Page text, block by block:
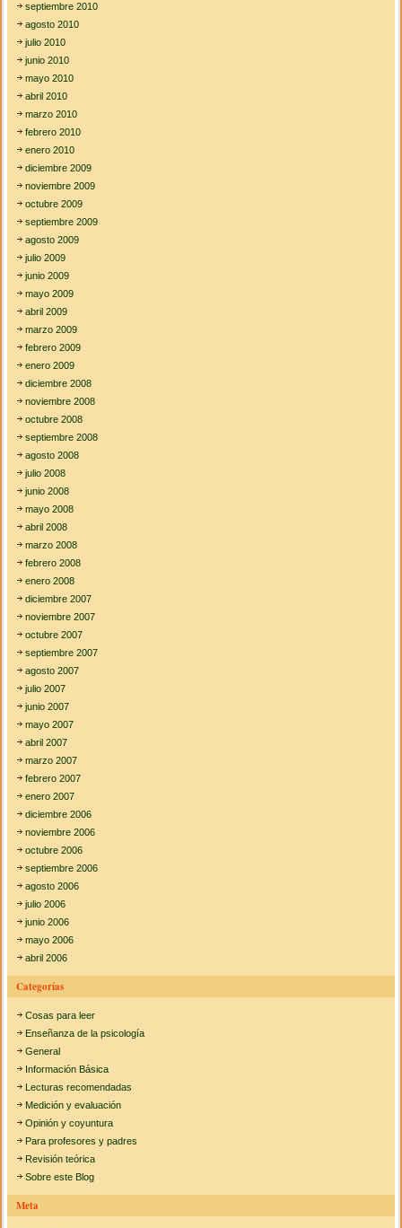
septiembre 2010
agosto 2010
julio 2010
junio 2010
mayo 2010
abril 2010
marzo 2010
febrero 2010
enero 2010
diciembre 2009
noviembre 2009
octubre 2009
septiembre 2009
agosto 2009
julio 2009
junio 2009
mayo 2009
abril 2009
marzo 2009
febrero 2009
enero 2009
diciembre 2008
noviembre 2008
octubre 2008
septiembre 2008
agosto 2008
julio 2008
junio 2008
mayo 2008
abril 2008
marzo 2008
febrero 2008
enero 2008
diciembre 2007
noviembre 2007
octubre 2007
septiembre 2007
agosto 2007
julio 2007
junio 2007
mayo 2007
abril 2007
marzo 2007
febrero 2007
enero 2007
diciembre 2006
noviembre 2006
octubre 2006
septiembre 2006
agosto 2006
julio 2006
junio 2006
mayo 2006
abril 2006
Categorías
Cosas para leer
Enseñanza de la psicología
General
Información Básica
Lecturas recomendadas
Medición y evaluación
Opinión y coyuntura
Para profesores y padres
Revisión teórica
Sobre este Blog
Meta